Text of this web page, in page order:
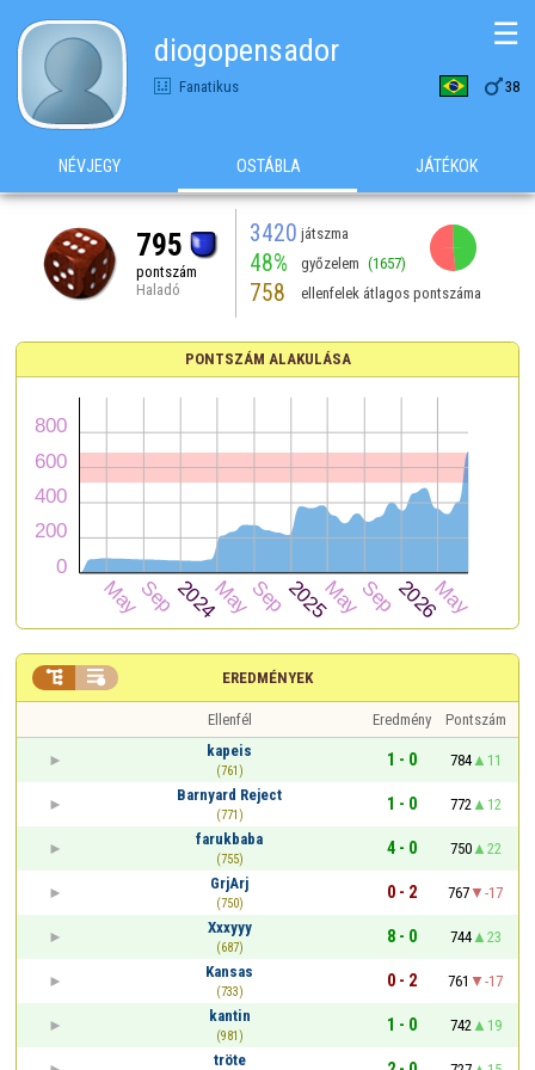
diogopensador
Fanatikus 38
☰
NÉVJEGY OSTÁBLA JÁTÉKOK
795
pontszám
Haladó
3420 játszma
48% győzelem (1657)
758 ellenfelek átlagos pontszáma
PONTSZÁM ALAKULÁSA
EREDMÉNYEK
 
Ellenfél Eredmény
Pontszám
kapeis
(761)
1 - 0 784
11
Barnyard Reject
(771)
1 - 0 772
12
farukbaba
(755)
4 - 0 750
22
GrjArj
(750)
0 - 2 767
-17
Xxxyyy
(687)
8 - 0 744
23
Kansas
(733)
0 - 2 761
-17
kantin
(981)
1 - 0 742
19
tröte